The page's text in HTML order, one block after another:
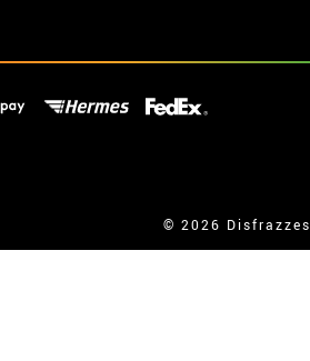
© 2026 Disfrazzes